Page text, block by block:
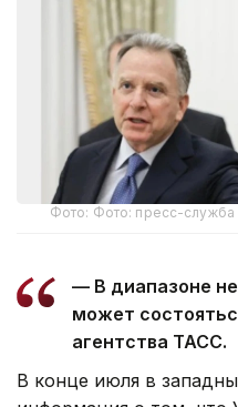
Фото: Фото: пресс-служба
— В диапазоне
может
агентства ТАСС.
В конце июля в